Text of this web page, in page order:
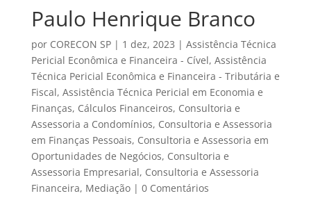
Paulo Henrique Branco
por CORECON SP| 1 dez, 2023 | Assistência Técnica
Pericial Econômica e Financeira - Cível, Assistência
Técnica Pericial Econômica e Financeira - Tributária e
Fiscal, Assistência Técnica Pericial em Economia e
Finanças, Cálculos Financeiros, Consultoria e
Assessoria a Condomínios, Consultoria e Assessoria
em Finanças Pessoais, Consultoria e Assessoria em
Oportunidades de Negócios, Consultoria e
Assessoria Empresarial, Consultoria e Assessoria
Financeira, Mediação| 0 Comentários